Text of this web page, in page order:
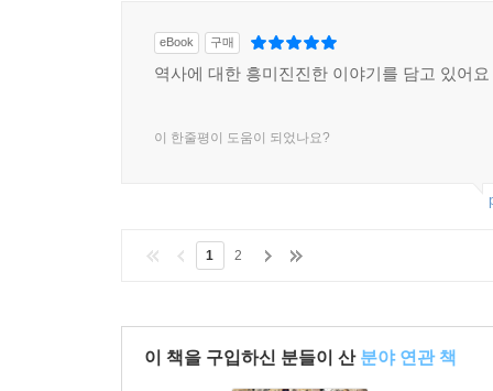
eBook 구매
역사에 대한 흥미진진한 이야기를 담고 있어요
이 한줄평이 도움이 되었나요?
1 2
이 책을 구입하신 분들이 산 분야 연관 책